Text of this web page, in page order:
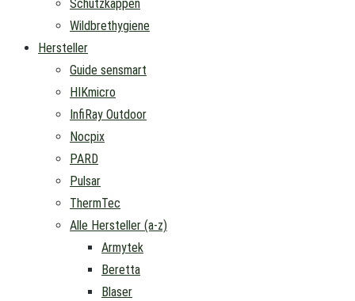
Schutzkappen
Wildbrethygiene
Hersteller
Guide sensmart
HIKmicro
InfiRay Outdoor
Nocpix
PARD
Pulsar
ThermTec
Alle Hersteller (a-z)
Armytek
Beretta
Blaser